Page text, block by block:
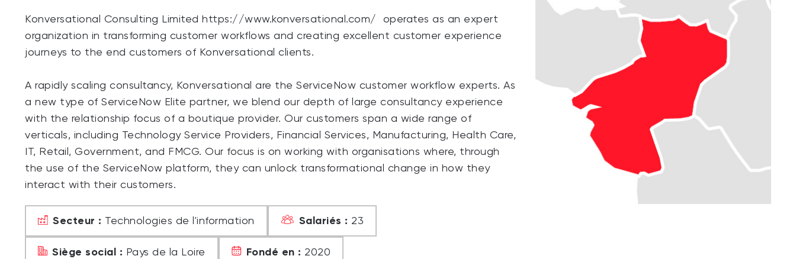
Konversational Consulting Limited https://www.konversational.com/ operates as an expert
organization in transforming customer workflows and creating excellent customer experience
journeys to the end customers of Konversational clients.
A rapidly scaling consultancy, Konversational are the ServiceNow customer workflow experts. As
a new type of ServiceNow Elite partner, we blend our depth of large consultancy experience
with the relationship focus of a boutique provider. Our customers span a wide range of
verticals, including Technology Service Providers, Financial Services, Manufacturing, Health Care,
IT, Retail, Government, and FMCG. Our focus is on working with organisations where, through
the use of the ServiceNow platform, they can unlock transformational change in how they
interact with their customers.
Secteur : Technologies de l'information Salariés : 23
Siège social : Pays de la Loire Fondé en : 2020